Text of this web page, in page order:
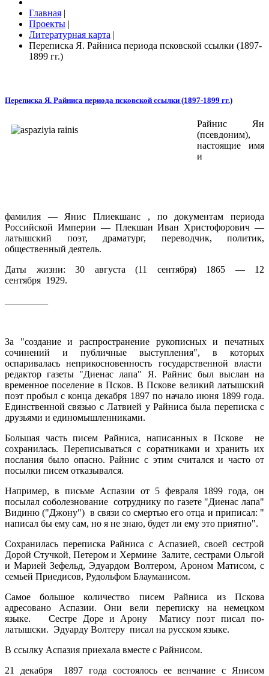
Главная |
Проекты |
Литературная карта |
Переписка Я. Райниса периода псковской ссылки (1897-
1899 гг.)
Переписка Я. Райниса периода псковской ссылки (1897-1899 гг.)
Райнис Ян
(псевдоним),
настоящие имя
и
фамилия — Янис Плиекшанс , по документам периода
Российской Империи — Плекшан Иван Христофорович —
латышский поэт, драматург, переводчик, политик,
общественный деятель.
Даты жизни: 30 августа (11 сентября) 1865 — 12
сентября 1929.
За "создание и распространение рукописных и печатных
сочинений и публичные выступления", в которых
оспаривалась неприкосновенность государственной власти
редактор газеты "Диенас лапа" Я. Райнис был выслан на
временное поселение в Псков. В Пскове великий латышский
поэт пробыл с конца декабря 1897 по начало июня 1899 года.
Единственной связью с Латвией у Райниса была переписка с
друзьями и единомышленниками.
Большая часть писем Райниса, написанных в Пскове не
сохранилась. Переписываться с соратниками и хранить их
послания было опасно. Райнис с этим считался и часто от
посылки писем отказывался.
Например, в письме Аспазии от 5 февраля 1899 года, он
посылал соболезнование сотруднику по газете "Диенас лапа"
Видиню ("Джону") в связи со смертью его отца и приписал: "
написал бы ему сам, но я не знаю, будет ли ему это приятно".
Сохранилась переписка Райниса с Аспазией, своей сестрой
Дорой Стучкой, Петером и Хермине Залите, сестрами Ольгой
и Марией Зефельд, Эдуардом Волтером, Ароном Матисом, с
семьей Приедисов, Рудольфом Блауманисом.
Самое большое количество писем Райниса из Пскова
адресовано Аспазии. Они вели переписку на немецком
языке. Сестре Доре и Арону Матису поэт писал по-
латышски. Эдуарду Волтеру писал на русском языке.
В ссылку Аспазия приехала вместе с Райнисом.
21 декабря 1897 года состоялось ее венчание с Янисом